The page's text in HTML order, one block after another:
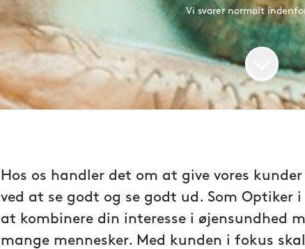
Vi svarer normalt
Hos os handler det om at give vores
ved at se godt og se godt ud. Som
at kombinere din interesse i øjensundhed
mange mennesker. Med kunden i fokus